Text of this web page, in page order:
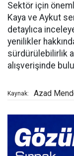
Sektör için
Kaya ve Aykut
detaylıca
yenilikler
sürdürülebilirlik
alışverişinde
Kaynak: Azad